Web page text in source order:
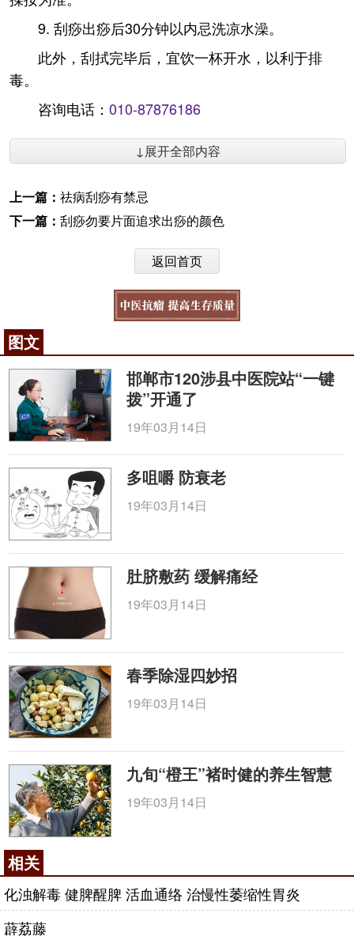
9. 刮痧出痧后30分钟以内忌洗凉水澡。
此外，刮拭完毕后，宜饮一杯开水，以利于排
毒。
咨询电话： 010-87876186
↓展开全部内容
上一篇： 祛病刮痧有禁忌
下一篇： 刮痧勿要片面追求出痧的颜色
返回首页
图文
邯郸市120涉县中医院站“一键
拨”开通了
19年03月14日
多咀嚼 防衰老
19年03月14日
肚脐敷药 缓解痛经
19年03月14日
春季除湿四妙招
19年03月14日
九旬“橙王”褚时健的养生智慧
19年03月14日
相关
化浊解毒 健脾醒脾 活血通络 治慢性萎缩性胃炎
薜荔藤